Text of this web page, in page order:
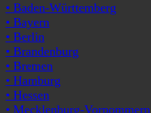
• Baden-Württemberg
• Bayern
• Berlin
• Brandenburg
• Bremen
• Hamburg
• Hessen
• Mecklenburg-Vorpommern